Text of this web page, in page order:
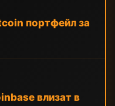
портфейл за
влизат в